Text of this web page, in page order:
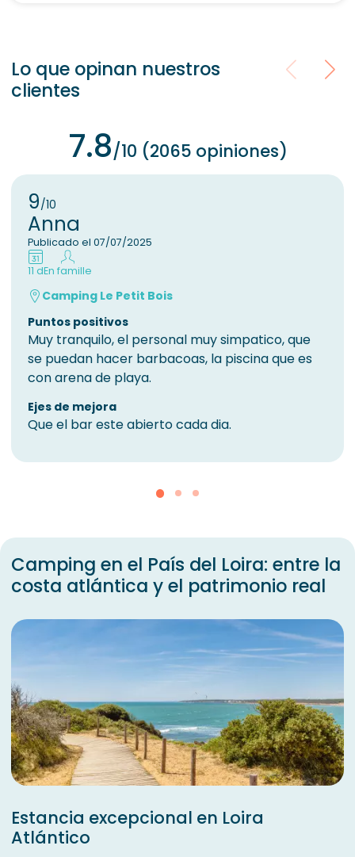
Lo que opinan nuestros
clientes
7.8/10 (2065 opiniones)
9/10
Anna
Publicado el 07/07/2025
11 dEn famille
Camping Le Petit Bois
Puntos positivos
Muy tranquilo, el personal muy simpatico, que
se puedan hacer barbacoas, la piscina que es
con arena de playa.
Ejes de mejora
Que el bar este abierto cada dia.
Camping en el País del Loira: entre la
costa atlántica y el patrimonio real
Estancia excepcional en Loira
Atlántico